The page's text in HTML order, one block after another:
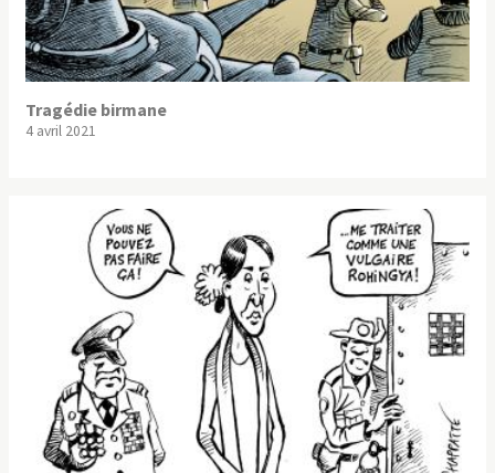
Tragédie birmane
4 avril 2021